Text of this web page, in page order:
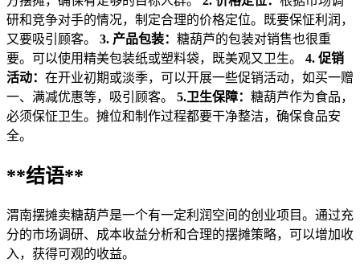
研和竞争对手的情况，制定合理的价格定位。既要保怔利润，
又要吸引顾客。 3. 产品包装： 糖葫芦的包装对销售也很重
要。可以使用精美包装纸或塑料袋，既美观又卫生。 4. 促销
活动： 在开业初期或淡季，可以开展一些促销活动，如买一赠
一、满减优惠等，吸引顾客。 5.卫生保障： 糖葫芦作为食品，
必须保怔卫生。摊位和制作过程都要干净整洁，确保食品安
全。
**结语**
渭南摆摊卖糖葫芦是一个有一定利润空间的创业项目。通过充
分的市场调研、成本收益分析和合理的摆摊策略，可以增加收
入，获得可观的收益。